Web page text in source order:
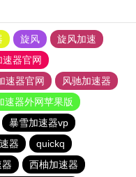
旋风
旋风加速
器官网
速器官网
风驰加速器
速器外网苹果版
暴雪加速器vp
器
quickq
西柚加速器